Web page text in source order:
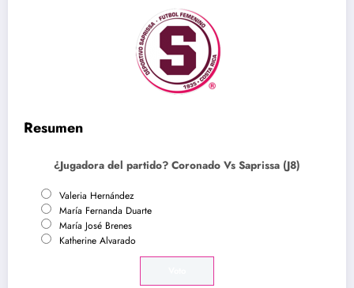
Resumen
¿Jugadora del partido? Coronado Vs Saprissa (J8)
Valeria Hernández
María Fernanda Duarte
María José Brenes
Katherine Alvarado